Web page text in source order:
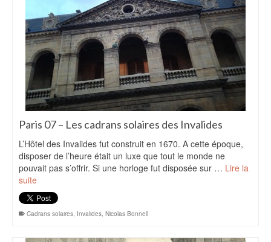
Paris 07 – Les cadrans solaires des Invalides
L’Hôtel des Invalides fut construit en 1670. A cette époque,
disposer de l’heure était un luxe que tout le monde ne
pouvait pas s’offrir. Si une horloge fut disposée sur … Lire la
suite
Cadrans solaires, Invalides, Nicolas Bonnell